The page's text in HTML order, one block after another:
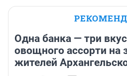
Одна банка — три
овощного ассорти на
жителей